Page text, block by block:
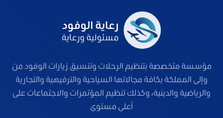
مؤسسة متخصصة بتنظيم الرحلات وتنسيق زيارات الوفود من
وإلى المملكة بكافة مجالاتها السياحية والترفيهية والتجارية
والرياضية والدينية، وكذلك تنظيم المؤتمرات والاجتماعات على
أعلى مستوى